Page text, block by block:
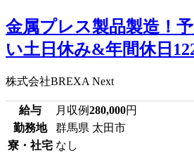
金属プレス製品製造！
い土日休み&年間休日
株式会社BREXA Next
給与 月収例280,000円
勤務地
群馬県 太田市
寮・社宅 なし